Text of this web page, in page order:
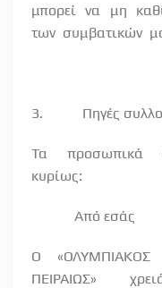
μπορεί να μη
των συμβατικών
3. Πηγές
Τα προσωπικά
κυρίως:
Από εσάς
Ο «ΟΛΥΜΠΙΑΚΟΣ
ΠΕΙΡΑΙΩΣ»